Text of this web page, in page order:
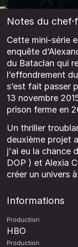
Notes du
Cette mini-série
enquête
du Bataclan qui
l’effondrement
s’est fait passer
13 novembre
prison ferme en
Un thriller
deuxième projet
j'ai eu la chance
DOP ) et Alexia
créer un univers
Informations
Production
HBO
Production